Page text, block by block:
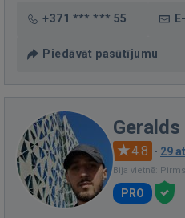
+371 *** *** 55
Piedāvāt pasūtījumu
Geralds
4.8 · 29
Bija vietnē: Pirms
PRO